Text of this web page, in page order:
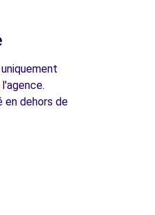
en dehors de